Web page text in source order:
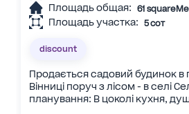
Площадь общая: 61
Площадь участка: 5 сот
discount
Продається садовий будинок в
Вінниці поруч з лісом - в селі
планування: В цоколі кухня,